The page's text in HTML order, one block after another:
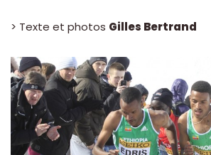
> Texte et photos Gilles Bertrand